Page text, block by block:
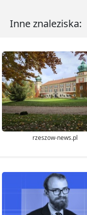
Inne znaleziska:
rzeszow-news.pl